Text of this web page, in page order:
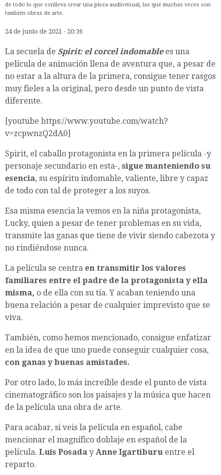
de todo lo que conlleva crear una pieza audiovisual, las que muchas veces son
también obras de arte.
24 de junio de 2021 - 20:36
La secuela de Spirit: el corcel indomablees una
película de animación llena de aventura que, a pesar de
no estar a la altura de la primera, consigue tener rasgos
muy fieles a la original, pero desde un punto de vista
diferente.
[youtube https://www.youtube.com/watch?
v=zcpwnzQ2dA0]
Spirit, el caballo protagonista en la primera película -y
personaje secundario en esta-, sigue manteniendo su
esencia, su espíritu indomable, valiente, libre y capaz
de todo con tal de proteger a los suyos.
Esa misma esencia la vemos en la niña protagonista,
Lucky, quien a pesar de tener problemas en su vida,
transmite las ganas que tiene de vivir siendo cabezota y
no rindiéndose nunca.
La película se centra en transmitir los valores
familiares entre el padre de la protagonista y ella
misma, o de ella con su tía. Y acaban teniendo una
buena relación a pesar de cualquier imprevisto que se
viva.
También, como hemos mencionado, consigue enfatizar
en la idea de que uno puede conseguir cualquier cosa,
con ganas y buenas amistades.
Por otro lado, lo más increíble desde el punto de vista
cinematográfico son los paisajes y la música que hacen
de la película una obra de arte.
Para acabar, si veis la película en español, cabe
mencionar el magnífico doblaje en español de la
película. Luis Posada y Anne Igartiburu entre el
reparto.